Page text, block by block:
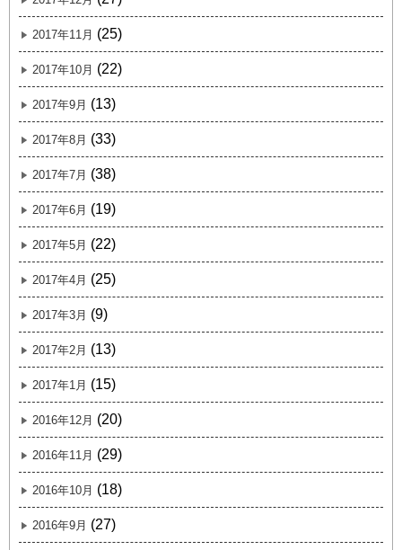
2017年11月 (25)
2017年10月 (22)
2017年9月 (13)
2017年8月 (33)
2017年7月 (38)
2017年6月 (19)
2017年5月 (22)
2017年4月 (25)
2017年3月 (9)
2017年2月 (13)
2017年1月 (15)
2016年12月 (20)
2016年11月 (29)
2016年10月 (18)
2016年9月 (27)